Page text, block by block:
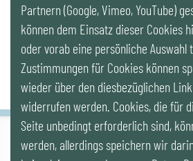
Newsletter
IG LEBENSZYKLUS BAU
Partnern (Google, Vimeo, YouTube)
können dem Einsatz dieser Cookies
oder vorab eine persönliche Auswahl
Zustimmungen für Cookies können
wieder über den diesbezüglichen
widerrufen werden. Cookies, die für
Seite unbedingt erforderlich sind,
werden, allerdings speichern wir